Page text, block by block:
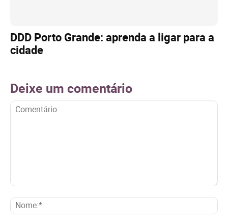
DDD Porto Grande: aprenda a ligar para a
cidade
Deixe um comentário